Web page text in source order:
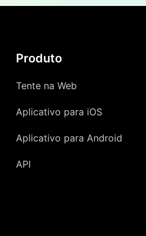
Produto
Tente na Web
Aplicativo para iOS
Aplicativo para Android
API